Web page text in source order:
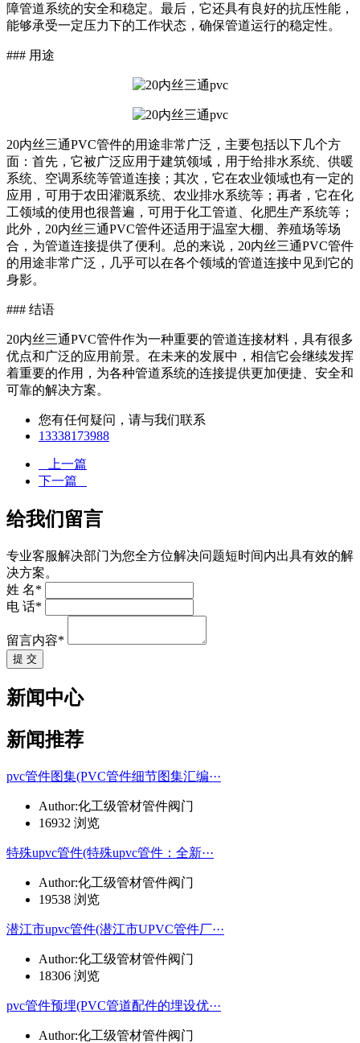
障管道系统的安全和稳定。最后，它还具有良好的抗压性能，
能够承受一定压力下的工作状态，确保管道运行的稳定性。
### 用途
20内丝三通PVC管件的用途非常广泛，主要包括以下几个方
面：首先，它被广泛应用于建筑领域，用于给排水系统、供暖
系统、空调系统等管道连接；其次，它在农业领域也有一定的
应用，可用于农田灌溉系统、农业排水系统等；再者，它在化
工领域的使用也很普遍，可用于化工管道、化肥生产系统等；
此外，20内丝三通PVC管件还适用于温室大棚、养殖场等场
合，为管道连接提供了便利。总的来说，20内丝三通PVC管件
的用途非常广泛，几乎可以在各个领域的管道连接中见到它的
身影。
### 结语
20内丝三通PVC管件作为一种重要的管道连接材料，具有很多
优点和广泛的应用前景。在未来的发展中，相信它会继续发挥
着重要的作用，为各种管道系统的连接提供更加便捷、安全和
可靠的解决方案。
您有任何疑问，请与我们联系
13338173988
上一篇
下一篇
给我们留言
专业客服解决部门为您全方位解决问题短时间内出具有效的解
决方案。
姓 名*
电 话*
留言内容*
提 交
新闻中心
新闻推荐
pvc管件图集(PVC管件细节图集汇编···
Author:化工级管材管件阀门
16932 浏览
特殊upvc管件(特殊upvc管件：全新···
Author:化工级管材管件阀门
19538 浏览
潜江市upvc管件(潜江市UPVC管件厂···
Author:化工级管材管件阀门
18306 浏览
pvc管件预埋(PVC管道配件的埋设优···
Author:化工级管材管件阀门